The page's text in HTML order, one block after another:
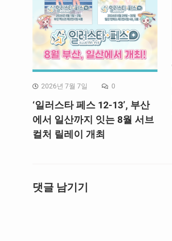
2026년 7월 7일 0
‘일러스타 페스 12-13’, 부산
에서 일산까지 잇는 8월 서브
컬처 릴레이 개최
댓글 남기기